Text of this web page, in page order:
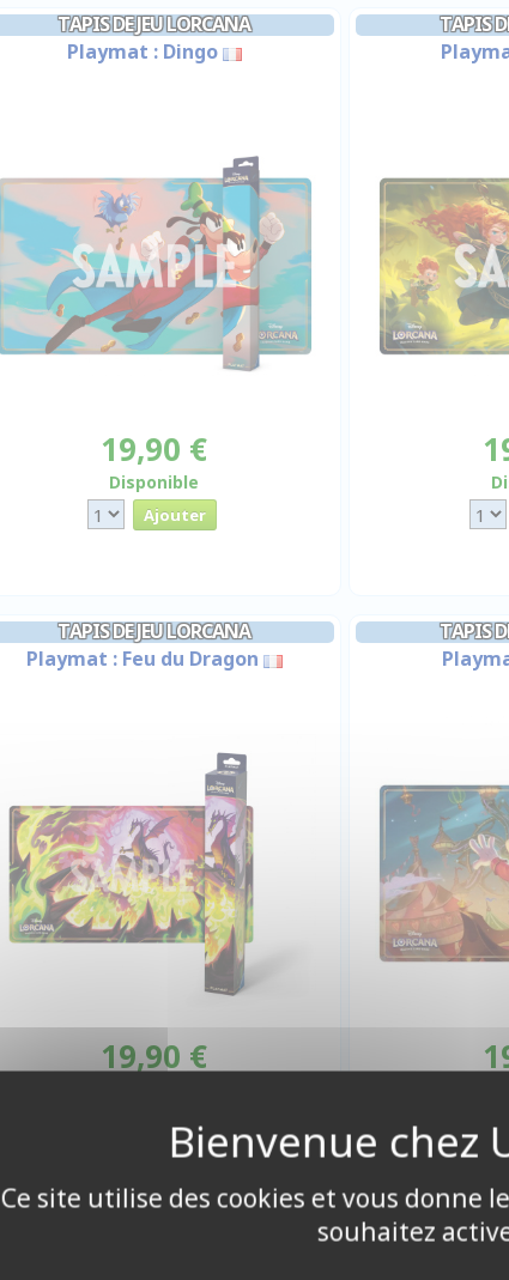
TAPIS DE JEU LORCANA
Playmat : Dingo
19,90 €
Disponible
TAPIS
TAPIS DE JEU LORCANA
Playmat : Feu du Dragon
19,90 €
TAPIS
Ce site utilise des cookies et vous donne
souhaitez